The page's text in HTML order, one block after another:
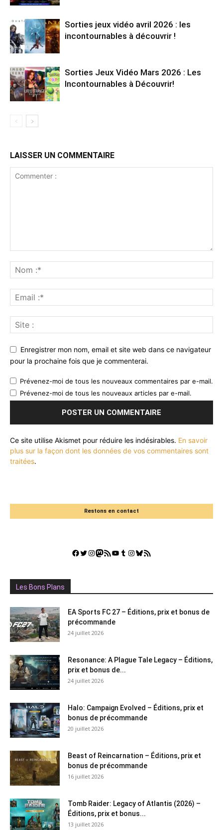
Sorties jeux vidéo avril 2026 : les
incontournables à découvrir !
Sorties Jeux Vidéo Mars 2026 : Les
Incontournables à Découvrir!
LAISSER UN COMMENTAIRE
Enregistrer mon nom, email et site web dans ce navigateur
pour la prochaine fois que je commenterai.
Prévenez-moi de tous les nouveaux commentaires par e-mail.
Prévenez-moi de tous les nouveaux articles par e-mail.
Ce site utilise Akismet pour réduire les indésirables. En savoir
plus sur la façon dont les données de vos commentaires sont
traitées.
Restons en contact
Facebook
Twitter
Instagram
Mastodon
Flux RSSYouTube
Tumblr
Instagram
Bluesky
GestGame
Les Bons Plans
EA Sports FC 27 – Éditions, prix et bonus de
précommande
24 juillet 2026
Resonance: A Plague Tale Legacy – Éditions,
prix et bonus de...
24 juillet 2026
Halo: Campaign Evolved – Éditions, prix et
bonus de précommande
20 juillet 2026
Beast of Reincarnation – Éditions, prix et
bonus de précommande
16 juillet 2026
Tomb Raider: Legacy of Atlantis (2026) –
Éditions, prix et bonus...
13 juillet 2026